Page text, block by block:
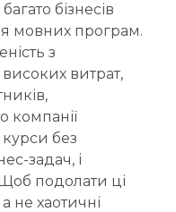
бізнесів
мовних програм.
з
витрат,
компанії
без
задач, і
Щоб подолати ці
не хаотичні